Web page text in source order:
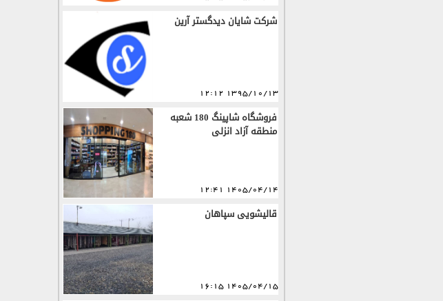
شرکت شایان دیدگستر آرین
1395/10/13 12:12
فروشگاه شاپینگ 180 شعبه
منطقه آزاد انزلی
1405/04/14 12:41
قالیشویی سپاهان
1405/04/15 16:15